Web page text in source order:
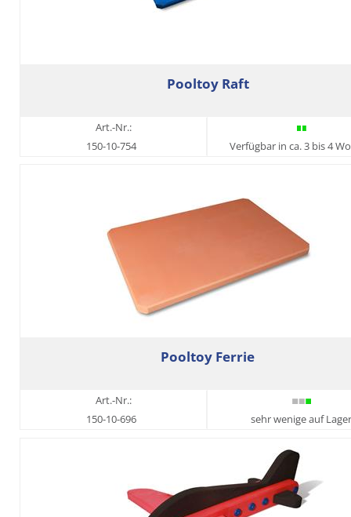
Pooltoy Raft
Art.-Nr.:
150-10-754
Verfügbar in ca. 3 bis 4
Pooltoy Ferrie
Art.-Nr.:
150-10-696
sehr wenige auf Lager